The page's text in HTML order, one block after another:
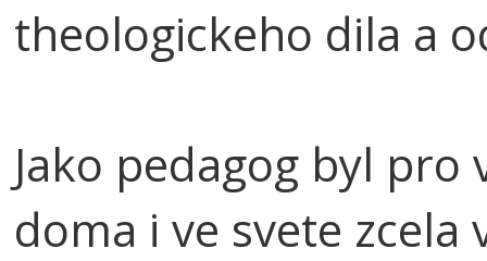
theologickeho dila a
Jako pedagog byl
doma i ve svete